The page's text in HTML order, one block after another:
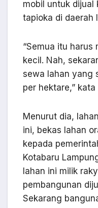
mobil untuk dijual
tapioka di daerah
“Semua itu
kecil. Nah,
sewa lahan yang
per hektare,” kata
Menurut dia,
ini, bekas lahan
kepada
Kotabaru
lahan ini milik
pembangunan
Sekarang